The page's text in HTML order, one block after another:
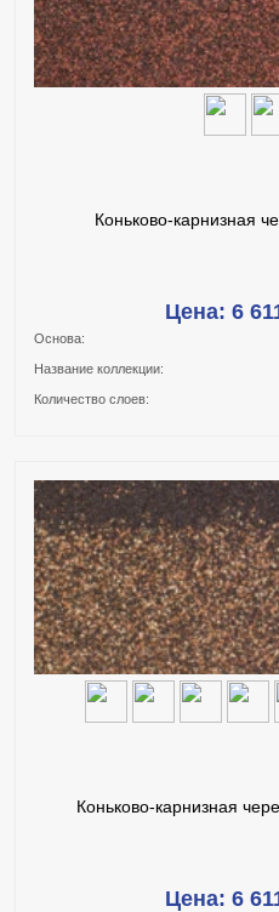
Коньково-карнизная
Цена: 6
Основа:
Название коллекции:
Количество слоев:
Коньково-карнизная
Цена: 6